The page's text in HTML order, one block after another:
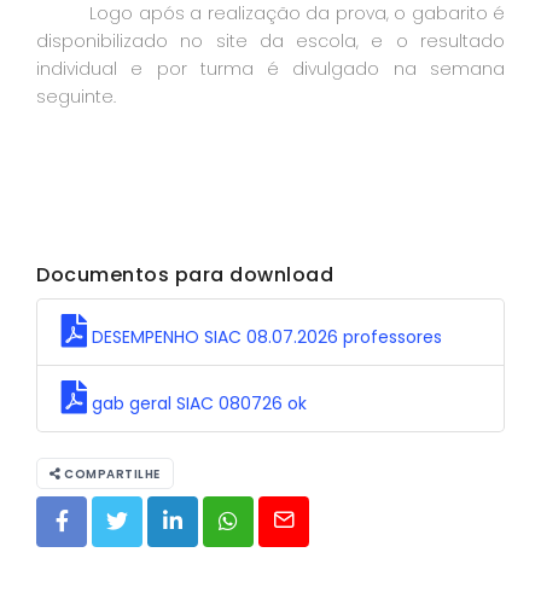
Logo após a realização da prova, o gabarito é
disponibilizado no site da escola, e o resultado
individual e por turma é divulgado na semana
seguinte.
Documentos para download
DESEMPENHO SIAC 08.07.2026 professores
gab geral SIAC 080726 ok
COMPARTILHE